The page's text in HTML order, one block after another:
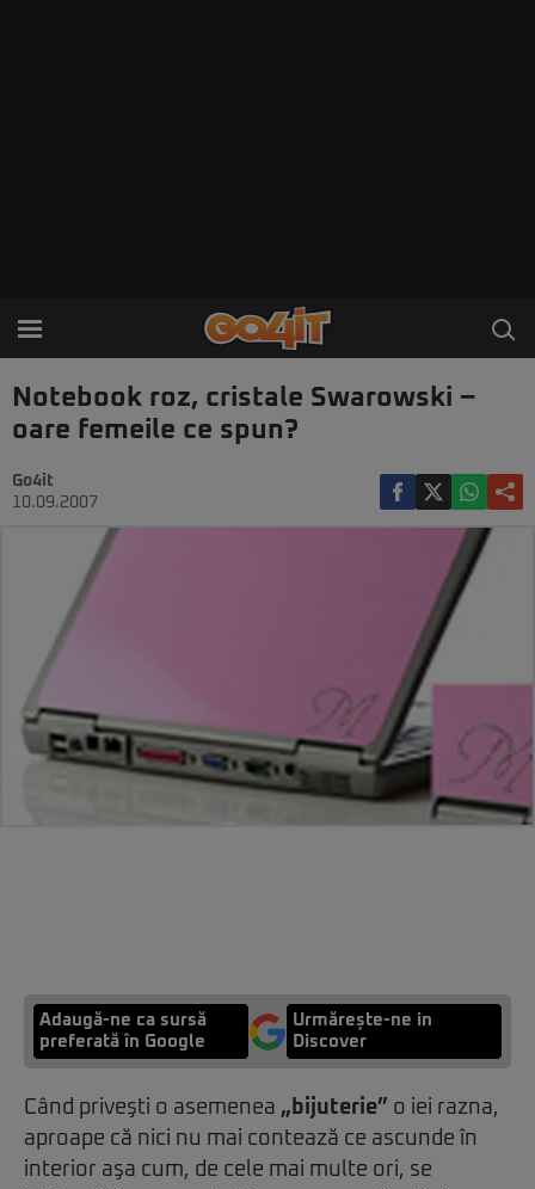
Notebook roz, cristale Swarowski –
oare femeile ce spun?
Go4it
10.09.2007
Adaugă-ne ca sursă
preferată în Google
Urmărește-ne in
Discover
Când priveşti o asemenea „bijuterie” o iei razna,
aproape că nici nu mai contează ce ascunde în
interior aşa cum, de cele mai multe ori, se